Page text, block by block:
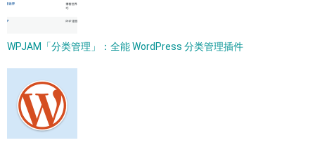
WPJAM「分类管理」：全能 WordPress 分类管理插件